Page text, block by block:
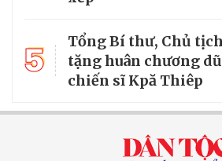
5
Tổng Bí thư, Chủ
tặng huân chương
chiến sĩ Kpă Thiêp